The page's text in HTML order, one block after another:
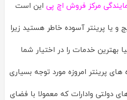
مرکز فروش اچ پی این است
و یا پرینتر آسوده خاطر هستید زیرا
بهترین خدمات را در اختیار شما
پرینتر امروزه مورد توجه بسیاری
دولتی وادارات که معمولا با فضای